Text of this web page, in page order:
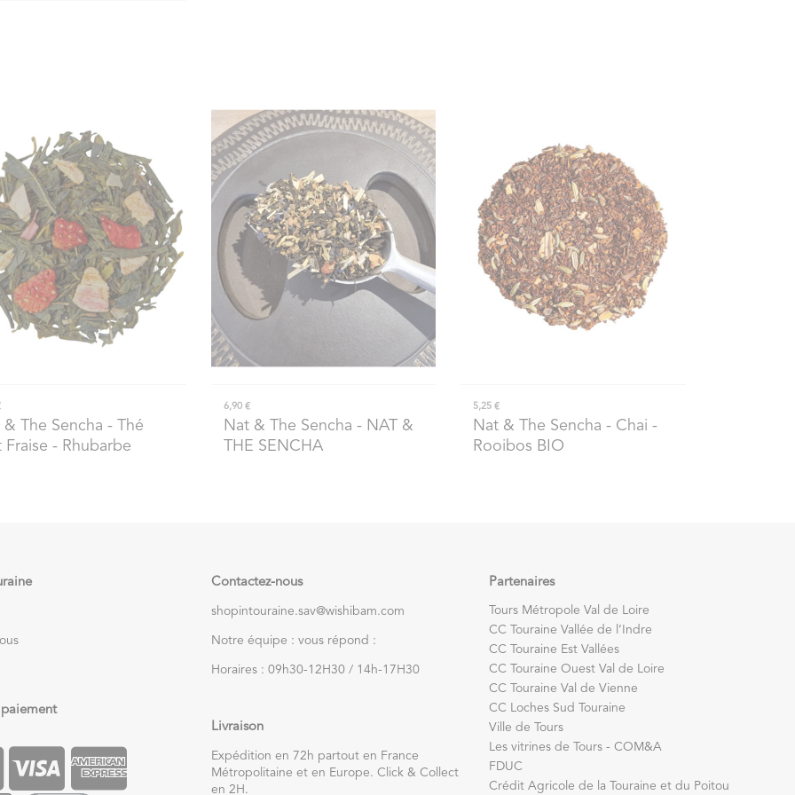
The Sencha - Thé
Fraise - Rhubarbe
6,90 €
Nat & The Sencha - NAT &
THE SENCHA
5,25 €
Nat & The Sencha - Chai -
Rooibos BIO
Contactez-nous
shopintouraine.sav@wishibam.com
Notre équipe : vous répond :
Horaires : 09h30-12H30 / 14h-17H30
Livraison
Expédition en 72h partout en France
Métropolitaine et en Europe. Click & Collect
en 2H.
Partenaires
Tours Métropole Val de Loire
CC Touraine Vallée de l’Indre
CC Touraine Est Vallées
CC Touraine Ouest Val de Loire
CC Touraine Val de Vienne
CC Loches Sud Touraine
Ville de Tours
Les vitrines de Tours - COM&A
FDUC
Crédit Agricole de la Touraine et du Poitou